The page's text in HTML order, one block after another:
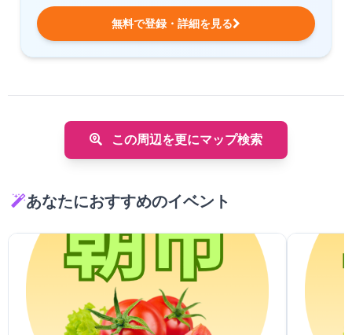
無料で登録・詳細を見る
この周辺を更にマップ検索
あなたにおすすめのイベント